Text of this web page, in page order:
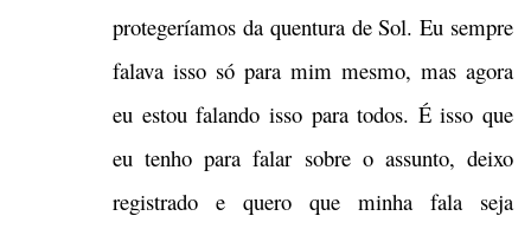
protegeríamos da quentura de Sol. Eu sempre
falava isso só para mim mesmo, mas agora
eu estou falando isso para todos. É isso que
eu tenho para falar sobre o assunto, deixo
registrado e quero que minha fala seja